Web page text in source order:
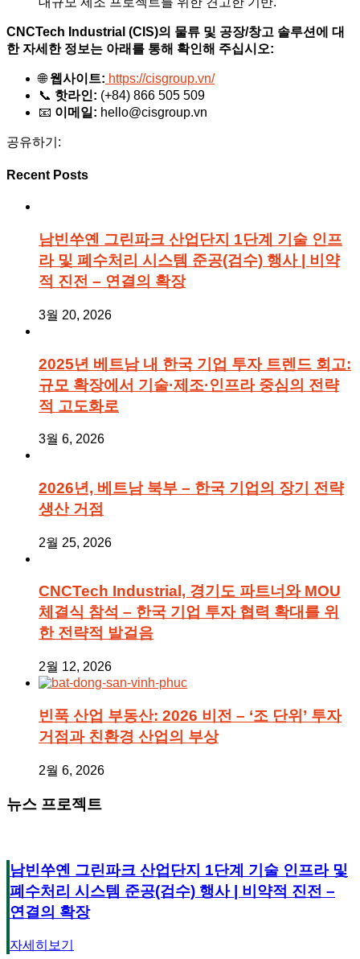
CNCTech Industrial (CIS)의 물류 및 공장/창고 솔루션에 대
한 자세한 정보는 아래를 통해 확인해 주십시오:
🌐웹사이트: https://cisgroup.vn/
📞 핫라인: (+84) 866 505 509
📧 이메일: hello@cisgroup.vn
공유하기:
Recent Posts
남빈쑤옌 그린파크 산업단지 1단계 기술 인프
라 및 폐수처리 시스템 준공(검수) 행사 | 비약
적 진전 – 연결의 확장
3월 20, 2026
2025년 베트남 내 한국 기업 투자 트렌드 회고:
규모 확장에서 기술·제조·인프라 중심의 전략
적 고도화로
3월 6, 2026
2026년, 베트남 북부 – 한국 기업의 장기 전략
생산 거점
2월 25, 2026
CNCTech Industrial, 경기도 파트너와 MOU
체결식 참석 – 한국 기업 투자 협력 확대를 위
한 전략적 발걸음
2월 12, 2026
빈푹 산업 부동산: 2026 비전 – ‘조 단위’ 투자
거점과 친환경 산업의 부상
2월 6, 2026
뉴스 프로젝트
남빈쑤옌 그린파크 산업단지 1단계 기술 인프라 및
폐수처리 시스템 준공(검수) 행사 | 비약적 진전 –
연결의 확장
자세히보기